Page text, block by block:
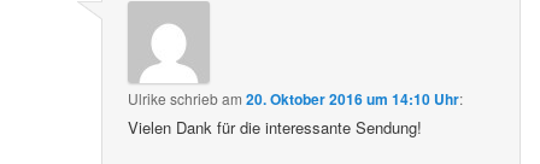
Ulrike schriebam20. Oktober 2016 um 14:10 Uhr:
Vielen Dank für die interessante Sendung!